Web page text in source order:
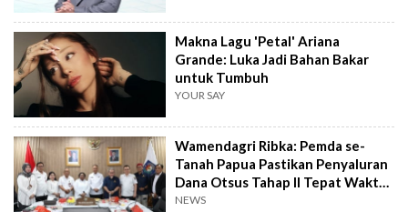
Makna Lagu 'Petal' Ariana
Grande: Luka Jadi Bahan Bakar
untuk Tumbuh
YOUR SAY
Wamendagri Ribka: Pemda se-
Tanah Papua Pastikan Penyaluran
Dana Otsus Tahap II Tepat Waktu
& Sasaran
NEWS